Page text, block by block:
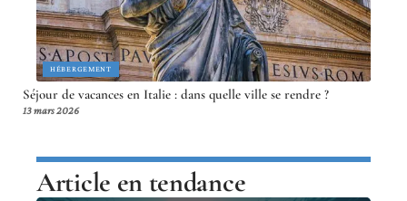
HÉBERGEMENT
Séjour de vacances en Italie : dans quelle ville se rendre ?
13 mars 2026
Article en tendance